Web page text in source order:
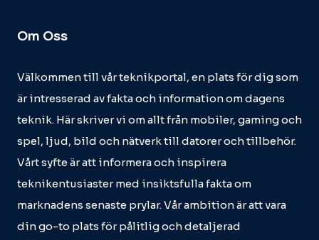
Om Oss
Välkommen till vår teknikportal, en plats för dig som
är intresserad av fakta och information om dagens
teknik. Här skriver vi om allt från mobiler, gaming och
spel, ljud, bild och nätverk till datorer och tillbehör.
Vårt syfte är att informera och inspirera
teknikentusiaster med insiktsfulla fakta om
marknadens senaste prylar. Vår ambition är att vara
din go-to plats för pålitlig och detaljerad